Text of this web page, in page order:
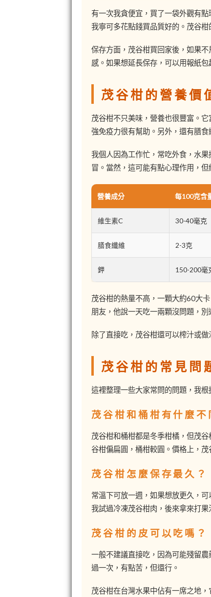
有一次我貪便宜，買了一袋外觀有
我寧可多花點錢買品質好的。茂谷
保存方面，茂谷柑買回家後，如果
感。如果想延長保存，可以用報紙包
茂谷柑的營養價
茂谷柑不只美味，營養也很豐富。
強免疫力很有幫助。另外，還有膳食
我個人因為工作忙，常吃外食，水
冒。當然，這可能有點心理作用，但
營養成分 每100克含
維生素C 30-40毫克
膳食纖維 2-3克
鉀 150-200毫
茂谷柑的熱量不高，一顆大約60大
朋友，他說一天吃一兩顆沒問題，別
除了直接吃，茂谷柑還可以榨汁或
茂谷柑的常見問
這裡整理一些大家常問的問題，我根
茂谷柑和桶柑有什麼不
茂谷柑和桶柑都是冬季柑橘，但茂
谷柑偏扁圓，桶柑較圓。價格上，茂
茂谷柑怎麼保存最久？
常溫下可放一週，如果想放更久，
我試過冷凍茂谷柑肉，後來拿來打果
茂谷柑的皮可以吃嗎？
一般不建議直接吃，因為可能殘留
過一次，有點苦，但還行。
茂谷柑在台灣水果中佔有一席之地